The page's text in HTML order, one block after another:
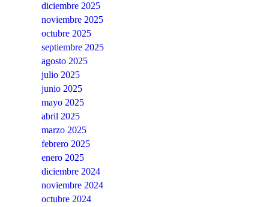
diciembre 2025
noviembre 2025
octubre 2025
septiembre 2025
agosto 2025
julio 2025
junio 2025
mayo 2025
abril 2025
marzo 2025
febrero 2025
enero 2025
diciembre 2024
noviembre 2024
octubre 2024